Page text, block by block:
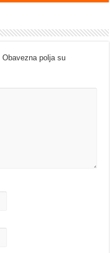
Obavezna polja su